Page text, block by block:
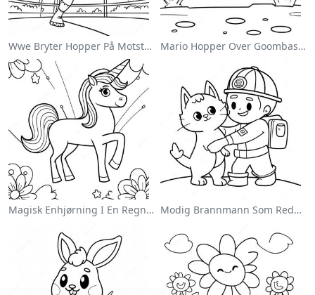
Wwe Bryter Hopper På Motstander Fargeleggingsside Mario Hopper Over Goombas Fargeleggingsside
Magisk Enhjørning I En Regnbue Fargeleggingsside Modig Brannmann Som Redder En Katt Fargeleggingsside